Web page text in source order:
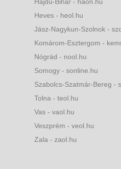
Hajdú-Bihar - haon.hu
Heves - heol.hu
Jász-Nagykun-Szolnok -
Komárom-Esztergom -
Nógrád - nool.hu
Somogy - sonline.hu
Szabolcs-Szatmár-Bereg -
Tolna - teol.hu
Vas - vaol.hu
Veszprém - veol.hu
Zala - zaol.hu